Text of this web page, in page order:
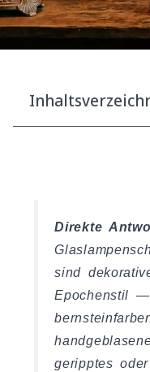
Direkte
sind
Epochenstil
geripptes